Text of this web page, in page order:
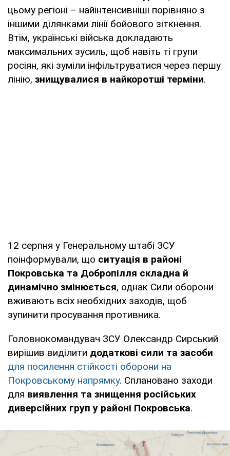
цьому регіоні – найінтенсивніші порівняно з
іншими ділянками лінії бойового зіткнення.
Втім, українські війська докладають
максимальних зусиль, щоб навіть ті групи
росіян, які зуміли інфільтруватися через першу
лінію, знищувалися в найкоротші терміни.
12 серпня у Генеральному штабі ЗСУ
поінформували, що ситуація в районі
Покровська та Добропілля складна й
динамічно змінюється, однак Сили оборони
вживають всіх необхідних заходів, щоб
зупинити просування противника.
Головнокомандувач ЗСУ Олександр Сирський
вирішив виділити додаткові сили та засоби
для посилення стійкості оборони на
Покровському напрямку. Сплановано заходи
для виявлення та знищення російських
диверсійних груп у районі Покровська.